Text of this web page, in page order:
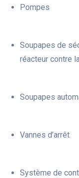
Pompes
Soupapes de
réacteur contre
Soupapes
Vannes d’arrêt
Système de